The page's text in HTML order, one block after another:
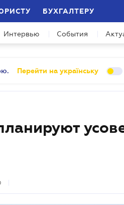
БУХГАЛТЕРУ
Интервью События
Перейти на українську